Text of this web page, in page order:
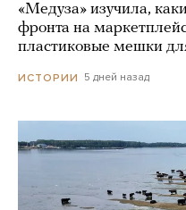
«Медуза» изучила,
фронта на
пластиковые мешки
ИСТОРИИ 5 дней назад